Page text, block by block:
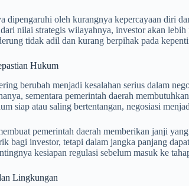
dipengaruhi oleh kurangnya kepercayaan diri
nilai strategis wilayahnya, investor akan
tidak adil dan kurang berpihak pada
Hukum
berubah menjadi kesalahan serius dalam
sementara pemerintah daerah
siap atau saling bertentangan, negosiasi
pemerintah daerah memberikan janji
bagi investor, tetapi dalam jangka panjang
kesiapan regulasi sebelum masuk ke
Lingkungan